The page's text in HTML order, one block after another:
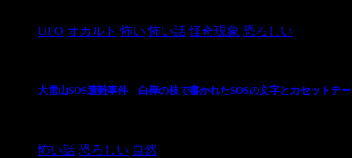
UFO オカルト 怖い 怖い話 怪奇現象 恐ろしい
大雪山SOS遭難事件 白樺の枝で書かれたSOSの文字とカセットテ
怖い話 恐ろしい 自然